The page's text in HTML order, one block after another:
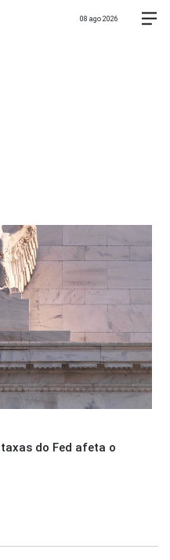
08 ago 2026
do Fed afeta o